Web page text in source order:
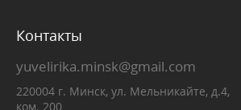
Контакты
yuvelirika.minsk@gmail.com
220004 г. Минск, ул. Мельникайте, д.4,
ком. 200